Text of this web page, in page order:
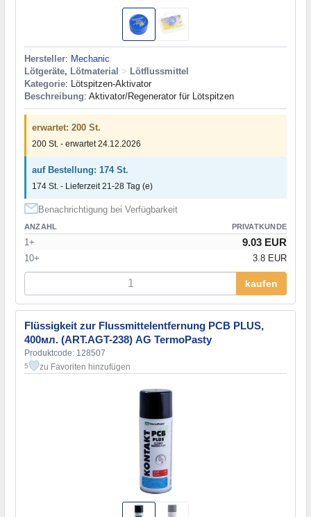
Hersteller: Mechanic
Lötgeräte, Lötmaterial > Lötflussmittel
Kategorie: Lötspitzen-Aktivator
Beschreibung: Aktivator/Regenerator für Lötspitzen
erwartet: 200 St.
200 St. - erwartet 24.12.2026
auf Bestellung: 174 St.
174 St. - Lieferzeit 21-28 Tag (e)
Benachrichtigung bei Verfügbarkeit
ANZAHL PRIVATKUNDE
1+ 9.03 EUR
10+ 3.8 EUR
kaufen
Flüssigkeit zur Flussmittelentfernung PCB PLUS,
400мл. (ART.AGT-238) AG TermoPasty
Produktcode: 128507
5 zu Favoriten hinzufügen